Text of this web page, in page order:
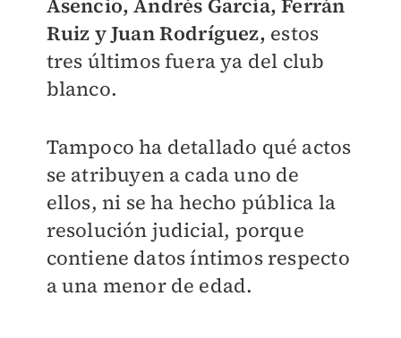
Asencio, Andrés García, Ferrán
Ruiz y Juan Rodríguez, estos
tres últimos fuera ya del club
blanco.
Tampoco ha detallado qué actos
se atribuyen a cada uno de
ellos, ni se ha hecho pública la
resolución judicial, porque
contiene datos íntimos respecto
a una menor de edad.